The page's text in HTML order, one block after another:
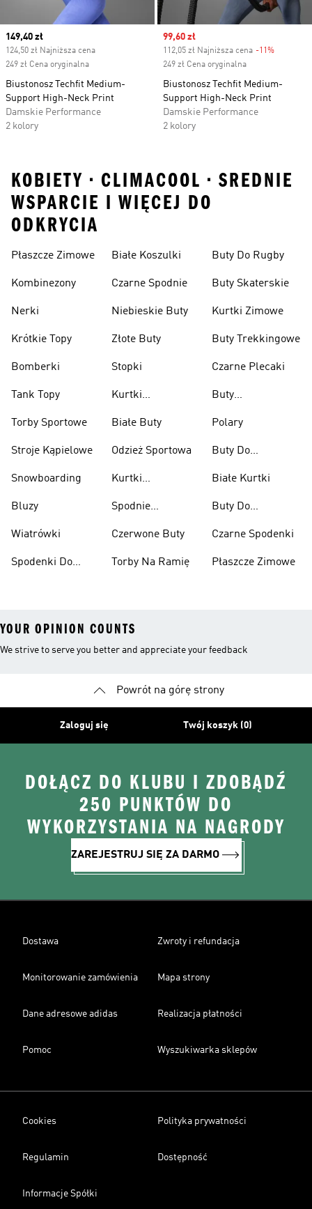
Current price
149,40 zł
124,50 zł Najniższa cena
249 zł Cena oryginalna
Biustonosz Techfit Medium-
Support High-Neck Print
Damskie Performance
2 kolory
Sale price
99,60 zł
112,05 zł Najniższa cena -11%
249 zł Cena oryginalna
Biustonosz Techfit Medium-
Support High-Neck Print
Damskie Performance
2 kolory
KOBIETY • CLIMACOOL • SREDNIE
WSPARCIE I WIĘCEJ DO
ODKRYCIA
Płaszcze Zimowe
Kombinezony
Nerki
Krótkie Topy
Bomberki
Tank Topy
Torby Sportowe
Stroje Kąpielowe
Snowboarding
Bluzy
Wiatrówki
Spodenki Do
Białe Koszulki
Czarne Spodnie
Niebieskie Buty
Złote Buty
Stopki
Kurtki
Białe Buty
Odzież Sportowa
Kurtki
Spodnie
Czerwone Buty
Torby Na Ramię
Buty Do Rugby
Buty Skaterskie
Kurtki Zimowe
Buty Trekkingowe
Czarne Plecaki
Buty
Polary
Buty Do
Ciężarów
Białe Kurtki
Buty Do
Czarne Spodenki
Płaszcze Zimowe
YOUR OPINION COUNTS
We strive to serve you better and appreciate your feedback
Powrót na górę strony
Zaloguj się Twój koszyk (0)
DOŁĄCZ DO KLUBU I ZDOBĄDŹ
250 PUNKTÓW DO
WYKORZYSTANIA NA NAGRODY
ZAREJESTRUJ SIĘ ZA DARMO
Dostawa Zwroty i refundacja
Monitorowanie zamówienia Mapa strony
Dane adresowe adidas Realizacja płatności
Pomoc Wyszukiwarka sklepów
Cookies Polityka prywatności
Regulamin Dostępność
Informacje Spółki